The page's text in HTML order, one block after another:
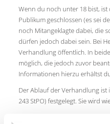
Wenn du noch unter 18 bist, ist
Publikum geschlossen (es sei
noch Mitangeklagte dabei, die
dürfen jedoch dabei sein. Bei
Verhandlung öffentlich. In
möglich, die jedoch zuvor
Informationen hierzu erhältst
Der Ablauf der Verhandlung
243 StPO) festgelegt. Sie wird